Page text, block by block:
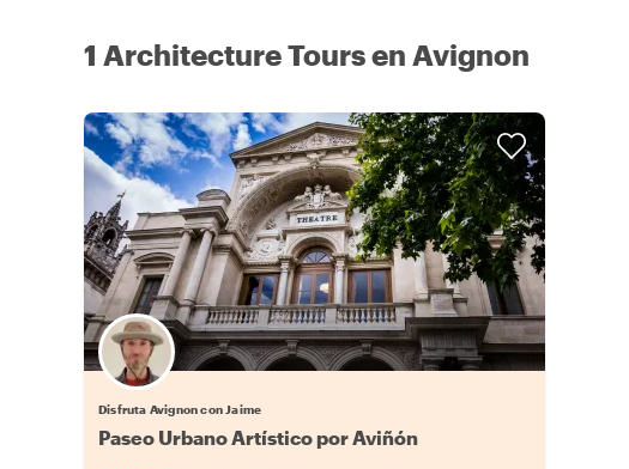
1 Architecture Tours en Avignon
Disfruta Avignon con Jaime
Paseo Urbano Artístico por Aviñón